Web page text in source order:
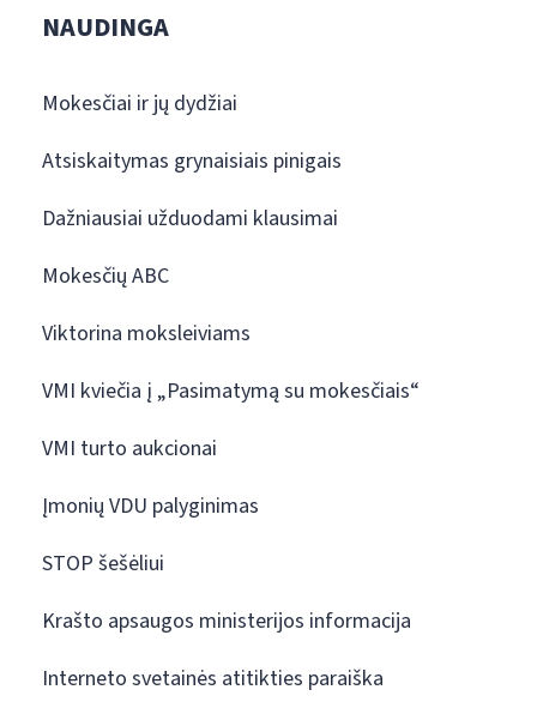
NAUDINGA
Mokesčiai ir jų dydžiai
Atsiskaitymas grynaisiais pinigais
Dažniausiai užduodami klausimai
Mokesčių ABC
Viktorina moksleiviams
VMI kviečia į „Pasimatymą su mokesčiais“
VMI turto aukcionai
Įmonių VDU palyginimas
STOP šešėliui
Krašto apsaugos ministerijos informacija
Interneto svetainės atitikties paraiška